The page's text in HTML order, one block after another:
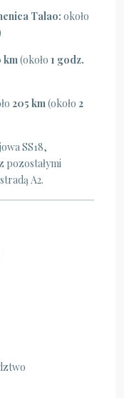
Talao: około
km(około 1 godz.
205 km(około 2
SS18,
pozostałymi
A2.